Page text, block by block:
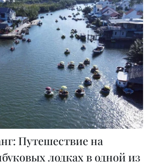
Путешествие на
лодках в одной из